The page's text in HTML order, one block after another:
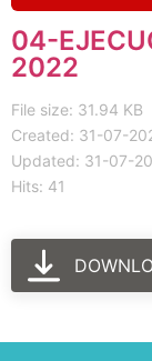
04-
2022
File size: 31.94 KB
Created: 31-07-
Updated: 31-07-
Hits: 41